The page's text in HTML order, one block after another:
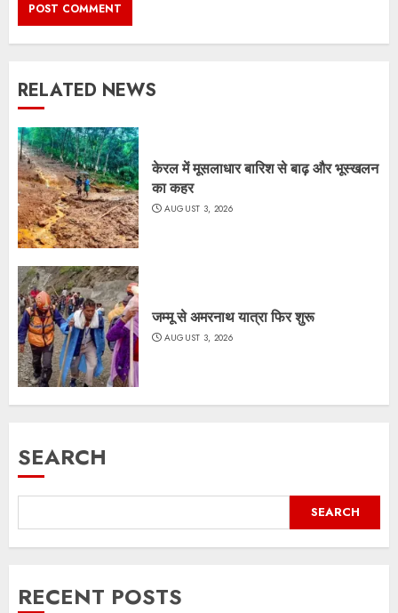
RELATED NEWS
केरल में मूसलाधार बारिश से बाढ़ और भूस्खलन
का कहर
AUGUST 3, 2026
जम्मू से अमरनाथ यात्रा फिर शुरू
AUGUST 3, 2026
SEARCH
SEARCH
RECENT POSTS